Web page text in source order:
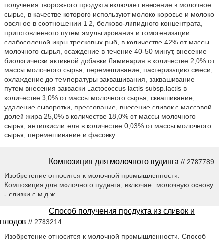
получения творожного продукта включает внесение в молочное
сырье, в качестве которого используют молоко коровье и молоко
овсяное в соотношении 1:2, белково-липидного концентрата,
приготовленного путем эмульгирования и гомогенизации
слабосоленой икры тресковых рыб, в количестве 42% от массы
молочного сырья, осаждение в течение 40-50 минут, внесение
биологически активной добавки Ламинария в количестве 2,0% от
массы молочного сырья, перемешивание, пастеризацию смеси,
охлаждение до температуры заквашивания, заквашивание
путем внесения закваски Lactococcus lactis subsp.lactis в
количестве 3,0% от массы молочного сырья, сквашивание,
удаление сыворотки, прессование, внесение сливок с массовой
долей жира 25,0% в количестве 18,0% от массы молочного
сырья, антиокислителя в количестве 0,03% от массы молочного
сырья, перемешивание и фасовку.
Композиция для молочного пудинга // 2787789
Изобретение относится к молочной промышленности.
Композиция для молочного пудинга, включает молочную основу
- сливки с м.д.ж.
Способ получения продукта из сливок и
плодов // 2783214
Изобретение относится к молочной промышленности. Способ